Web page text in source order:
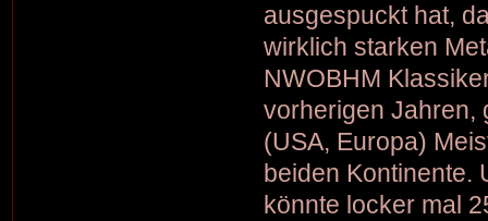
ausgespuckt hat,
wirklich starken
NWOBHM
vorherigen Jahren,
(USA, Europa)
beiden Kontinente.
könnte locker mal